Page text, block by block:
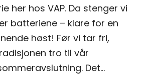
her hos VAP. Da stenger vi
batteriene – klare for en
høst! Før vi tar fri,
tro til vår
Det...